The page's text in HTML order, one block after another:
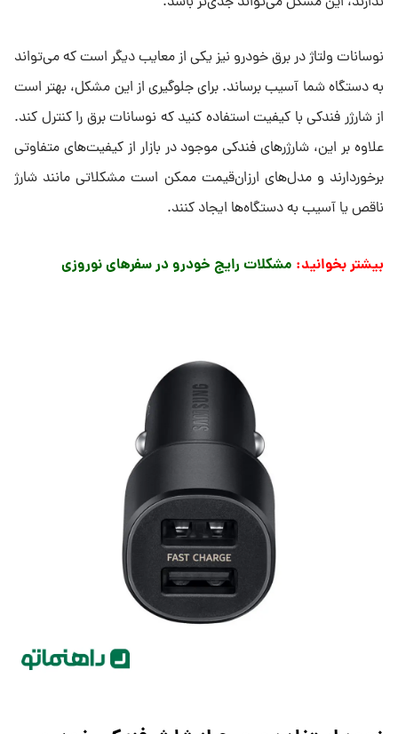
نوسانات ولتاژ در برق خودرو نیز یکی از معایب دیگر است که می‌تواند
به دستگاه شما آسیب برساند. برای جلوگیری از این مشکل، بهتر است
از شارژر فندکی با کیفیت استفاده کنید که نوسانات برق را کنترل کند.
علاوه بر این، شارژرهای فندکی موجود در بازار از کیفیت‌های متفاوتی
برخوردارند و مدل‌های ارزان‌قیمت ممکن است مشکلاتی مانند شارژ
ناقص یا آسیب به دستگاه‌ها ایجاد کنند.
بیشتر بخوانید: مشکلات رایج خودرو در سفرهای نوروزی